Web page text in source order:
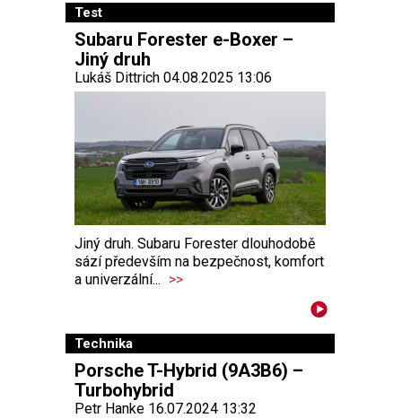
Test
Subaru Forester e-Boxer –
Jiný druh
Lukáš Dittrich 04.08.2025 13:06
Jiný druh. Subaru Forester dlouhodobě
sází především na bezpečnost, komfort
a univerzální... >>
Technika
Porsche T-Hybrid (9A3B6) –
Turbohybrid
Petr Hanke 16.07.2024 13:32